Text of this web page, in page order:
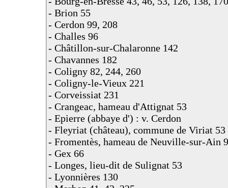
- Brion 55
- Cerdon 99, 208
- Challes 96
- Châtillon-sur-Chalaronne 142
- Chavannes 182
- Coligny 82, 244, 260
- Coligny-le-Vieux 221
- Corveissiat 231
- Crangeac, hameau d'Attignat 53
- Epierre (abbaye d') : v. Cerdon
- Fleyriat (château), commune de Viriat 53
- Fromentès, hameau de Neuville-sur-Ain
- Gex 66
- Longes, lieu-dit de Sulignat 53
- Lyonnières 130